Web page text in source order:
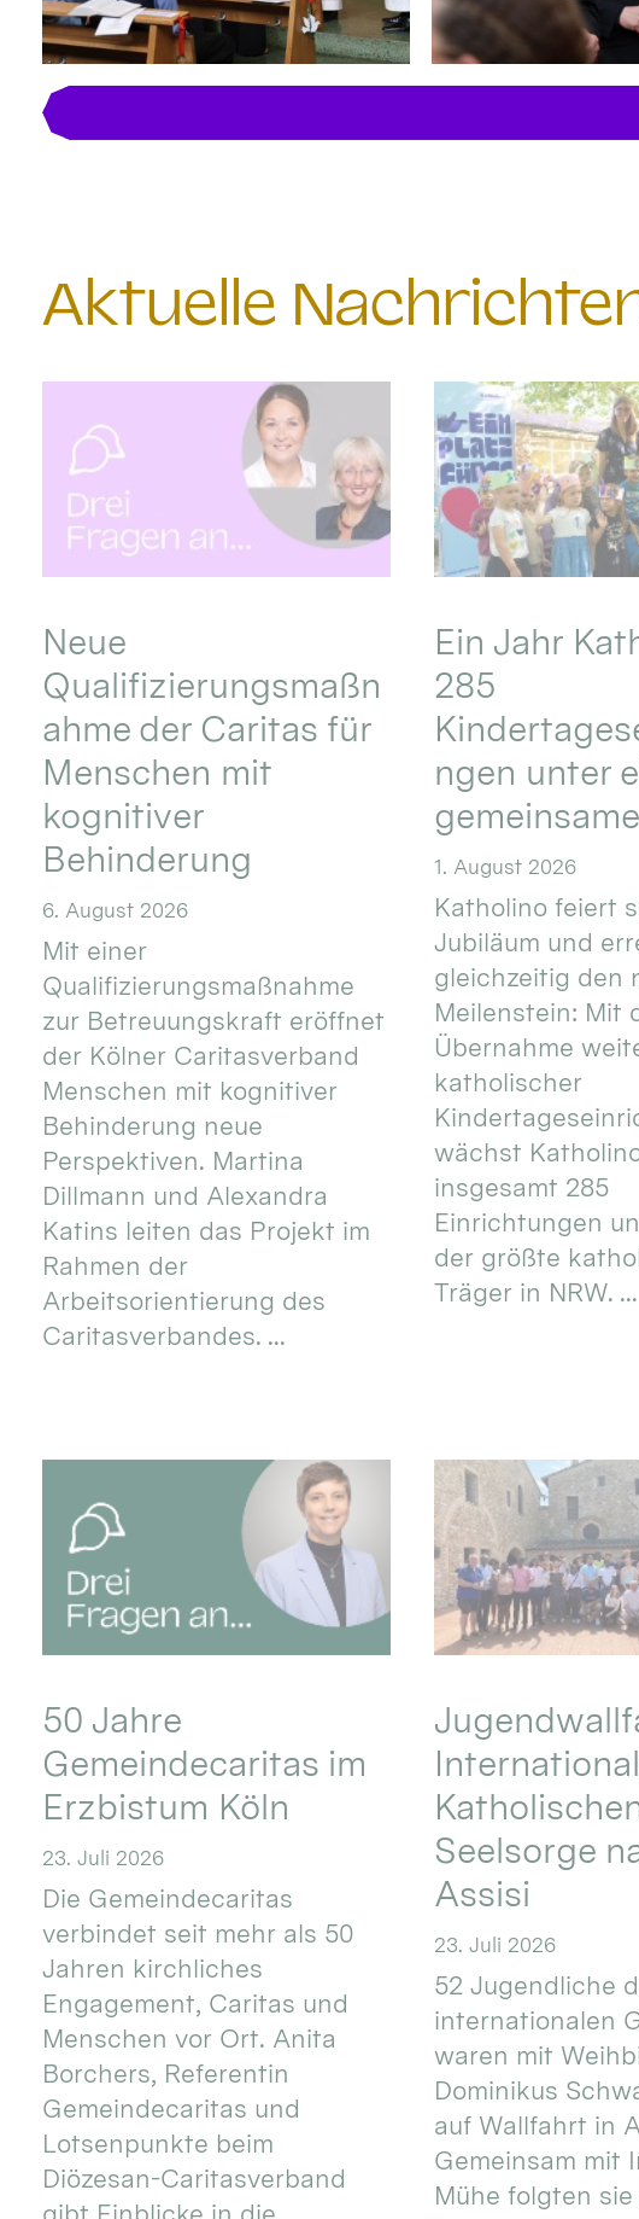
Aktuelle
Neue
Qualifizierungsmaßn
ahme der Caritas für
Menschen mit
kognitiver
Behinderung
6. August 2026
Mit einer
Qualifizierungsmaßnahme
zur Betreuungskraft eröffnet
der Kölner Caritasverband
Menschen mit kognitiver
Behinderung neue
Perspektiven. Martina
Dillmann und Alexandra
Katins leiten das Projekt im
Rahmen der
Arbeitsorientierung des
Caritasverbandes. ...
Ein Jahr
285
ngen unter
1. August 2026
Katholino feiert
Jubiläum und
gleichzeitig den
Meilenstein: Mit
Übernahme
katholischer
wächst
insgesamt 285
Einrichtungen
der größte
Träger in NRW. ...
50 Jahre
Gemeindecaritas im
Erzbistum Köln
23. Juli 2026
Die Gemeindecaritas
verbindet seit mehr als 50
Jahren kirchliches
Engagement, Caritas und
Menschen vor Ort. Anita
Borchers, Referentin
Gemeindecaritas und
Lotsenpunkte beim
Diözesan-Caritasverband
Seelsorge
Assisi
23. Juli 2026
52 Jugendliche
internationalen
waren mit
Dominikus
auf Wallfahrt in
Gemeinsam mit
Mühe folgten